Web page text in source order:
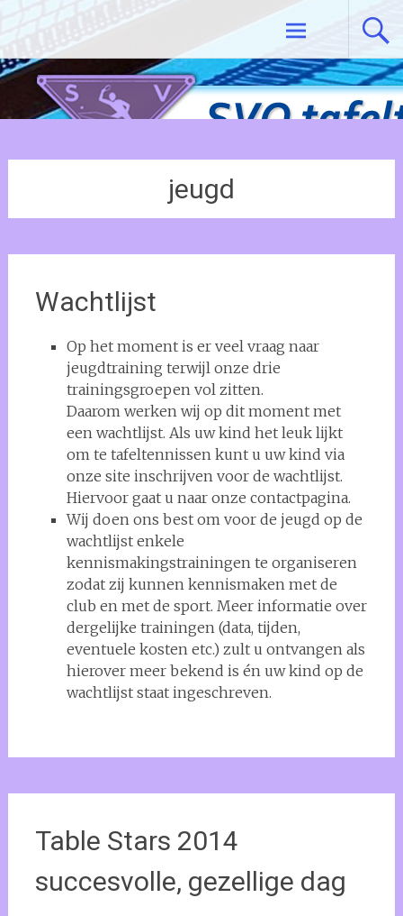
de
inhoud
Tafeltennisvereniging SVO De Meern
jeugd
Wachtlijst
Op het moment is er veel vraag naar
jeugdtraining terwijl onze drie
trainingsgroepen vol zitten.
Daarom werken wij op dit moment met
een wachtlijst. Als uw kind het leuk lijkt
om te tafeltennissen kunt u uw kind via
onze site inschrijven voor de wachtlijst.
Hiervoor gaat u naar onze contactpagina.
Wij doen ons best om voor de jeugd op de
wachtlijst enkele
kennismakingstrainingen te organiseren
zodat zij kunnen kennismaken met de
club en met de sport. Meer informatie over
dergelijke trainingen (data, tijden,
eventuele kosten etc.) zult u ontvangen als
hierover meer bekend is én uw kind op de
wachtlijst staat ingeschreven.
Table Stars 2014
succesvolle, gezellige dag